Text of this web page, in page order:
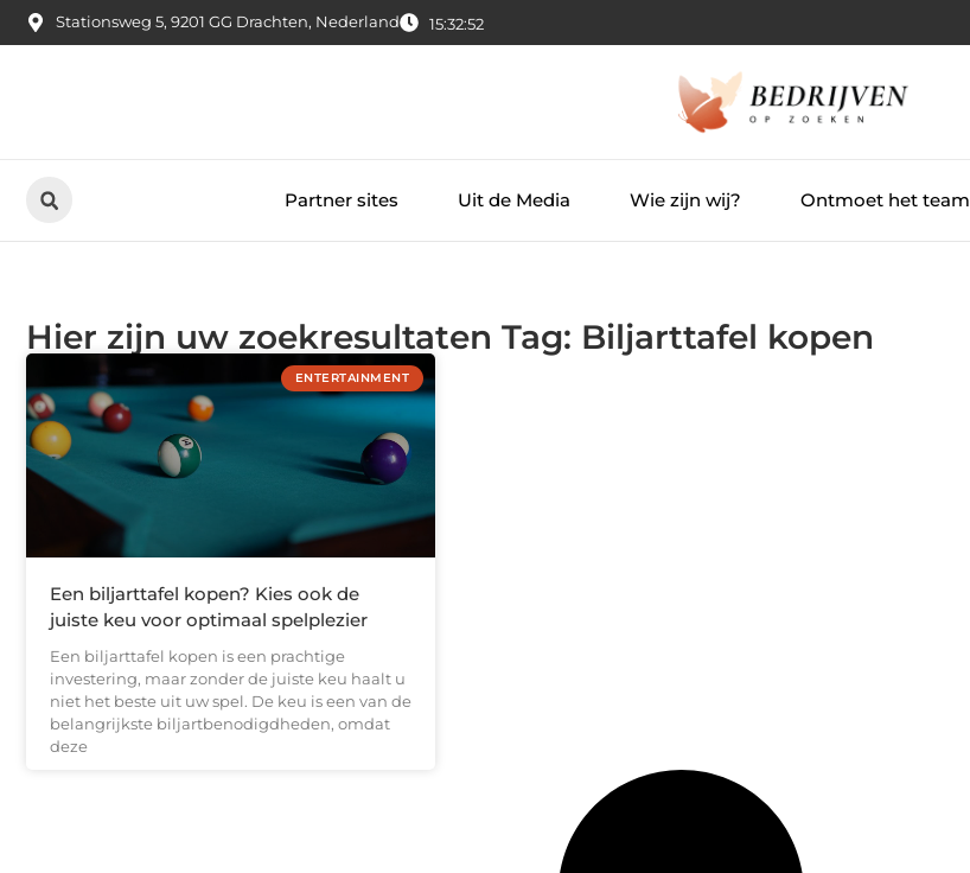
Stationsweg 5, 9201 GG Drachten, Nederland 15:32:52
Partner sites Uit de Media Wie zijn wij? Ontmoet het team
Hier zijn uw zoekresultaten Tag: Biljarttafel kopen
ENTERTAINMENT
Een biljarttafel kopen? Kies ook de
juiste keu voor optimaal spelplezier
Een biljarttafel kopen is een prachtige
investering, maar zonder de juiste keu haalt u
niet het beste uit uw spel. De keu is een van de
belangrijkste biljartbenodigdheden, omdat
deze